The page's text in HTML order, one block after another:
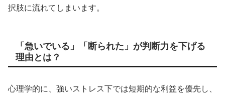
択肢に流れてしまいます。
「急いでいる」「断られた」が判断力を下げる
理由とは？
心理学的に、強いストレス下では短期的な利益を優先し、